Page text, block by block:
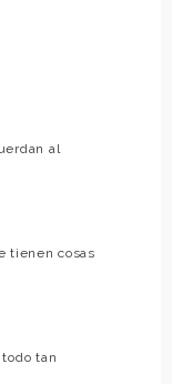
al
tienen cosas
tan